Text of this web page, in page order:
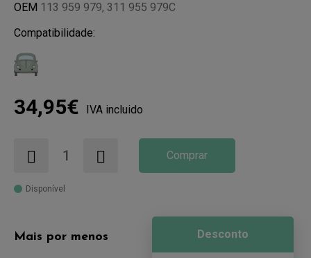
OEM 113 959 979, 311 955 979C
Compatibilidade:
34,95€ IVA incluido
Comprar
Disponível
Mais por menos Desconto